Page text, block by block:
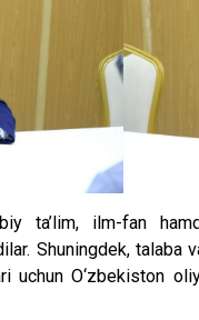
ta’lim, ilm-fan
Shuningdek, talaba
O‘zbekiston